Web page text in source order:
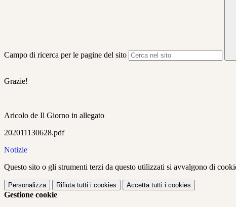
Campo di ricerca per le pagine del sito
Grazie!
Aricolo de Il Giorno in allegato
202011130628.pdf
Notizie
Questo sito o gli strumenti terzi da questo utilizzati si avvalgono di
Personalizza Rifiuta tutti i cookies Accetta tutti i cookies
Gestione cookie